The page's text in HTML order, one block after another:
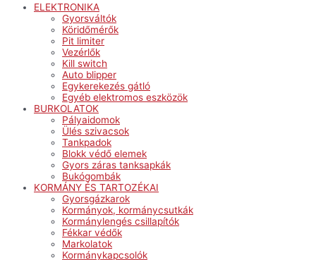
ELEKTRONIKA
Gyorsváltók
Köridőmérők
Pit limiter
Vezérlők
Kill switch
Auto blipper
Egykerekezés gátló
Egyéb elektromos eszközök
BURKOLATOK
Pályaidomok
Ülés szivacsok
Tankpadok
Blokk védő elemek
Gyors záras tanksapkák
Bukógombák
KORMÁNY ÉS TARTOZÉKAI
Gyorsgázkarok
Kormányok, kormánycsutkák
Kormánylengés csillapítók
Fékkar védők
Markolatok
Kormánykapcsolók